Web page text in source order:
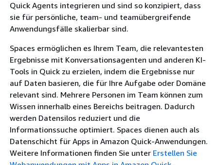
Quick Agents integrieren und sind so konzipiert, dass
sie für persönliche, team- und teamübergreifende
Anwendungsfälle skalierbar sind.
Spaces ermöglichen es Ihrem Team, die relevantesten
Ergebnisse mit Konversationsagenten und anderen KI-
Tools in Quick zu erzielen, indem die Ergebnisse nur
auf Daten basieren, die für Ihre Aufgabe oder Domäne
relevant sind. Mehrere Personen im Team können zum
Wissen innerhalb eines Bereichs beitragen. Dadurch
werden Datensilos reduziert und die
Informationssuche optimiert. Spaces dienen auch als
Datenschicht für Apps in Amazon Quick-Anwendungen.
Weitere Informationen finden Sie unter Erstellen Sie